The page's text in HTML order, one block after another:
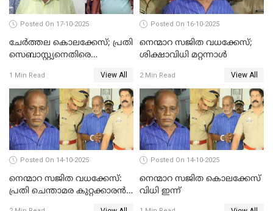
Posted On 17-10-2025
ചേര്‍ത്തല കൊലക്കേസ്; പ്രതി
സെബാസ്റ്റ്യനെതിരെ
1 Min Read View All
Posted On 16-10-2025
നെന്മാറ സജിത വധക്കേസ്;
ശിക്ഷാവിധി മറ്റന്നാള്‍
2 Min Read View All
Posted On 14-10-2025
നെന്മാറ സജിത വധക്കേസ്:
പ്രതി ചെന്താമര കുറ്റക്കാരൻ,
Posted On 14-10-2025
നെന്മാറ സജിത കൊലക്കേസ്
വിധി ഇന്ന്